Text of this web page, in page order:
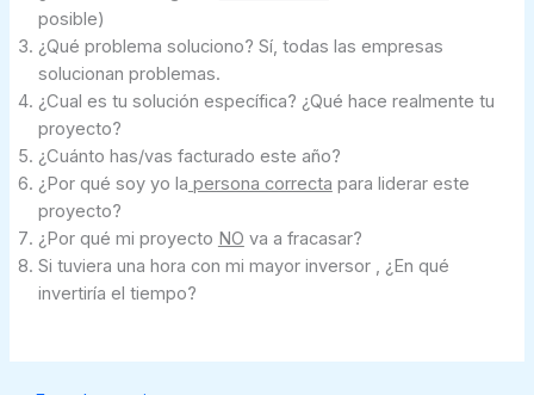
posible)
¿Qué problema soluciono? Sí, todas las empresas
solucionan problemas.
¿Cual es tu solución específica? ¿Qué hace realmente tu
proyecto?
¿Cuánto has/vas facturado este año?
¿Por qué soy yo la persona correcta para liderar este
proyecto?
¿Por qué mi proyecto NO va a fracasar?
Si tuviera una hora con mi mayor inversor , ¿En qué
invertiría el tiempo?